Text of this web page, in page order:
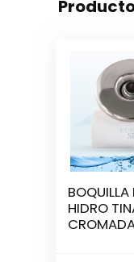
BOQUILLA
HIDRO